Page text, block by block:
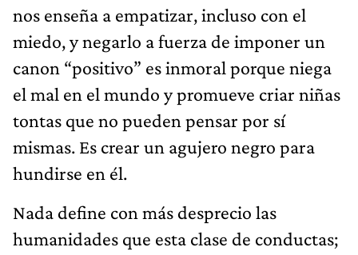
nos enseña a empatizar, incluso con el
miedo, y negarlo a fuerza de imponer un
canon “positivo” es inmoral porque niega
el mal en el mundo y promueve criar niñas
tontas que no pueden pensar por sí
mismas. Es crear un agujero negro para
hundirse en él.
Nada define con más desprecio las
humanidades que esta clase de conductas;